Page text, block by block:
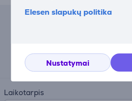
Elesen slapukų politika
Nustatymai 21 €
Laikotarpis